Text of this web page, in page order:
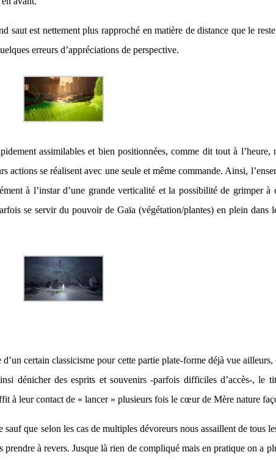
saut est nettement plus rapproché en matière de distance que le
erreurs d’appréciations de perspective.
assimilables et bien positionnées, comme dit tout à
actions se réalisent avec une seule et même commande. Ainsi,
à l’instar d’une grande verticalité et la possibilité de
se servir du pouvoir de Gaïa (végétation/plantes) en plein
d’un certain classicisme pour cette partie plate-forme déjà vue
dénicher des esprits et souvenirs -parfois difficiles d’accès-,
à leur contact de « lancer » plusieurs fois le cœur de Mère nature
sauf que selon les cas de multiples dévoreurs nous assaillent de
prendre à revers. Jusque là rien de compliqué mais en pratique on a